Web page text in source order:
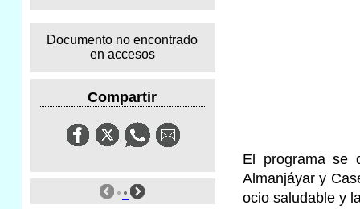
Documento no encontrado
en accesos
Compartir
El programa se
Almanjáyar y
ocio saludable y